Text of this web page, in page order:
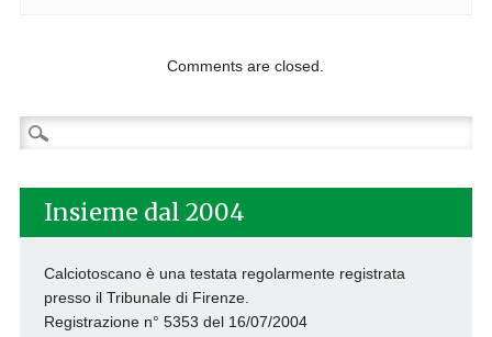
Comments are closed.
Ricerca
per:
Insieme dal 2004
Calciotoscano è una testata regolarmente registrata
presso il Tribunale di Firenze.
Registrazione n° 5353 del 16/07/2004